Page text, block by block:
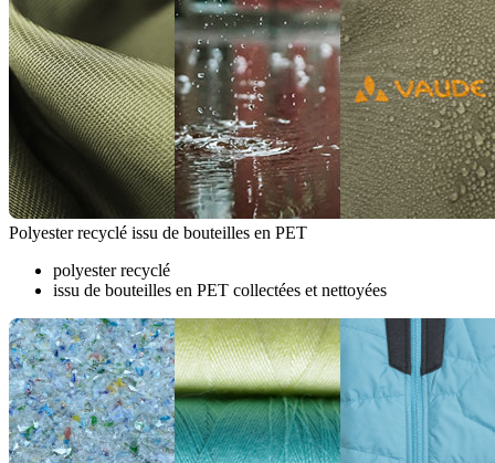
Polyester recyclé issu de bouteilles en PET
polyester recyclé
issu de bouteilles en PET collectées et nettoyées